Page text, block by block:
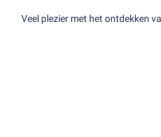
Veel plezier met het ontdekken